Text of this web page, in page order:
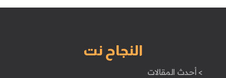
النجاح نت
> أحدث المقالات